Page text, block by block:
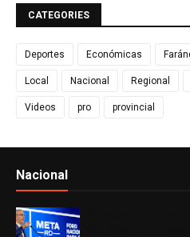
CATEGORIES
Deportes Económicas
Local Nacional Regional
Videos pro provincial
Nacional